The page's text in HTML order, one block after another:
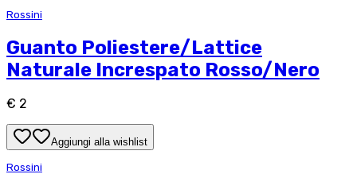
Rossini
Guanto Poliestere/Lattice
Naturale Increspato Rosso/Nero
€ 2
Aggiungi alla wishlist
Rossini